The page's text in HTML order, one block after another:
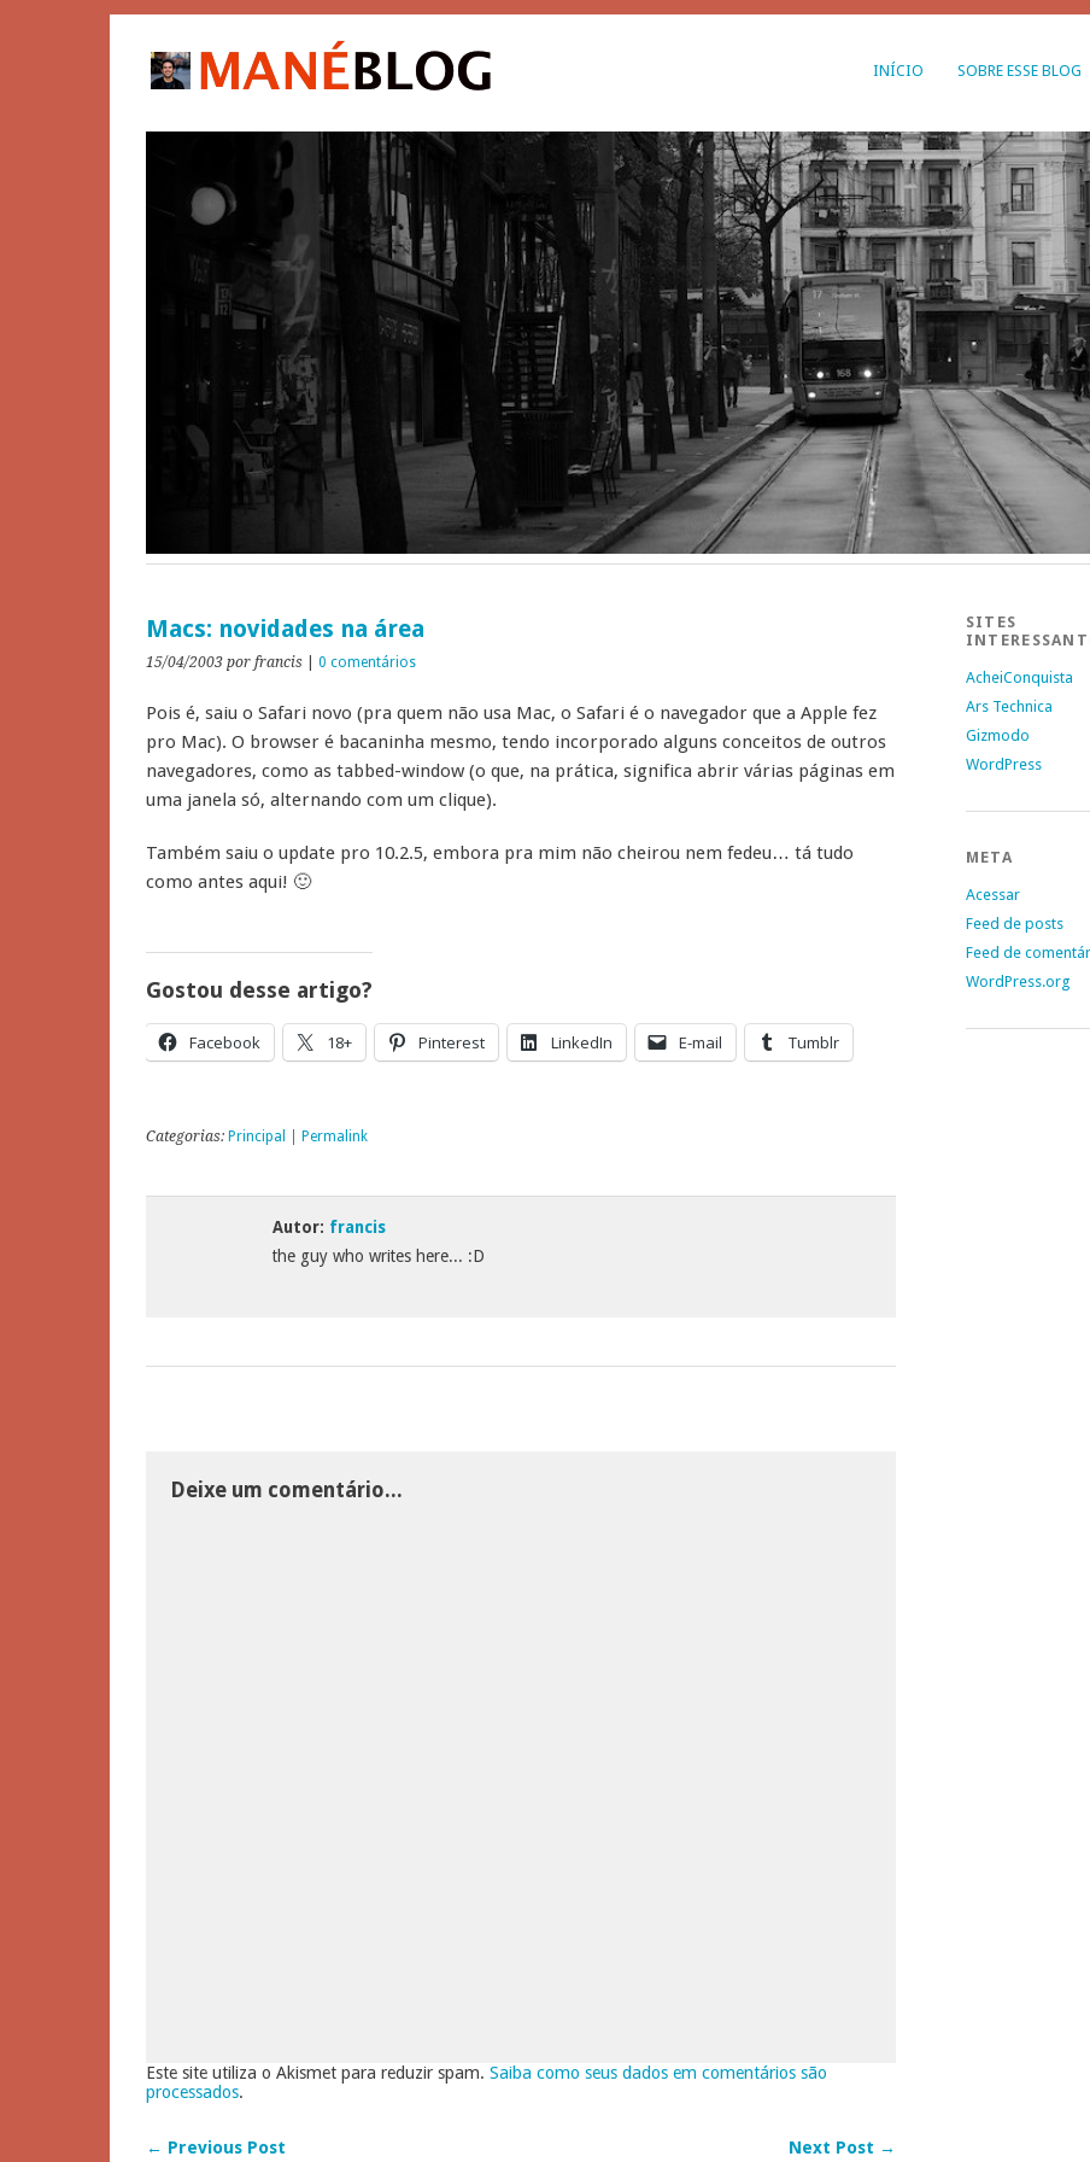
INÍCIO SOBRE ESSE BLOG
Macs: novidades na área
15/04/2003 por francis 0 comentários
Pois é, saiu o Safari novo (pra quem não usa Mac, o Safari é o navegador que a Apple fez
pro Mac). O browser é bacaninha mesmo, tendo incorporado alguns conceitos de outros
navegadores, como as tabbed-window (o que, na prática, significa abrir várias páginas em
uma janela só, alternando com um clique).
Também saiu o update pro 10.2.5, embora pra mim não cheirou nem fedeu… tá tudo
como antes aqui! 🙂
Gostou desse artigo?
Facebook 18+ Pinterest LinkedIn E-mail Tumblr
Categorias: Principal Permalink
Autor: francis
the guy who writes here... :D
Deixe um comentário...
Este site utiliza o Akismet para reduzir spam. Saiba como seus dados em comentários são
processados.
← Previous Post Next Post →
SITES
AcheiConquista
Ars Technica
Gizmodo
WordPress
META
Acessar
Feed de posts
Feed de
WordPress.org